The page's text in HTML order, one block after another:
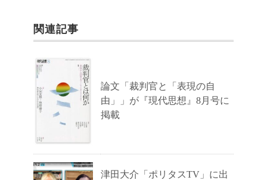
関連記事
論文「裁判官と「表現の自
由」」が『現代思想』8月号に
掲載
津田大介「ポリタスTV」に出